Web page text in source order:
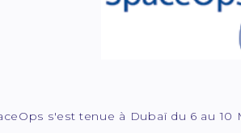
s'est tenue à Dubaï du 6 au 10